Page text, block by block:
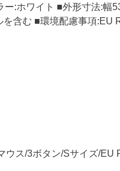
:ホワイト ■外形寸法:幅
含む ■環境配慮事項:EU
ス/3ボタン/Sサイズ/EU